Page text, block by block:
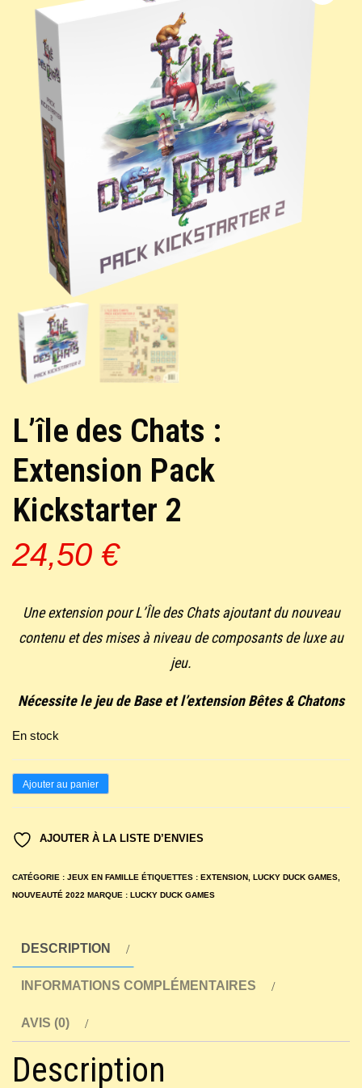
L’île des Chats :
Extension Pack
Kickstarter 2
24,50 €
Une extension pour L’Île des Chats ajoutant du nouveau
contenu et des mises à niveau de composants de luxe au
jeu.
Nécessite le jeu de Base et l’extension Bêtes & Chatons
En stock
quantité
de
des
Chats
:
Pack
Kickstarter
Ajouter au panier
AJOUTER À LA LISTE D’ENVIES
CATÉGORIE : JEUX EN FAMILLE ÉTIQUETTES : EXTENSION LUCKY DUCK GAMES
NOUVEAUTÉ 2022 MARQUE : LUCKY DUCK GAMES
DESCRIPTION
INFORMATIONS COMPLÉMENTAIRES
AVIS (0)
Description